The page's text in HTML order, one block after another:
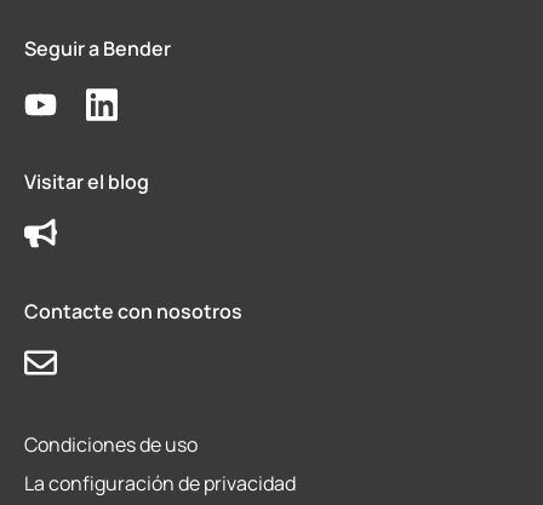
Seguir a Bender
Visitar el blog
Contacte con nosotros
Condiciones de uso
La configuración de privacidad